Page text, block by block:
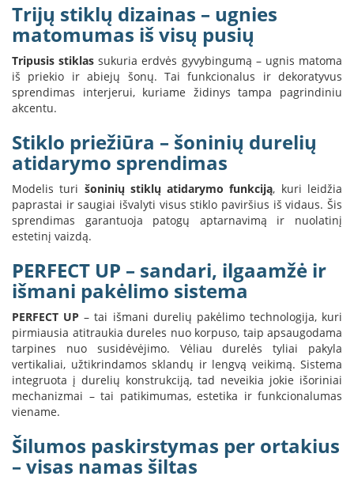
r
i
n
i
a
i
ž
d
i
n
i
a
i
r
t
a
k
i
a
i
i
r
į
r
a
n
g
Trijų stiklų dizainas – ugnies
matomumas iš visų pusių
Tripusis stiklas sukuria erdvės gyvybingumą – ugnis matoma
iš priekio ir abiejų šonų. Tai funkcionalus ir dekoratyvus
sprendimas interjerui, kuriame židinys tampa pagrindiniu
akcentu.
Stiklo priežiūra – šoninių durelių
atidarymo sprendimas
Modelis turi šoninių stiklų atidarymo funkciją, kuri leidžia
paprastai ir saugiai išvalyti visus stiklo paviršius iš vidaus. Šis
sprendimas garantuoja patogų aptarnavimą ir nuolatinį
estetinį vaizdą.
PERFECT UP – sandari, ilgaamžė ir
išmani pakėlimo sistema
PERFECT UP – tai išmani durelių pakėlimo technologija, kuri
pirmiausia atitraukia dureles nuo korpuso, taip apsaugodama
tarpines nuo susidėvėjimo. Vėliau durelės tyliai pakyla
vertikaliai, užtikrindamos sklandų ir lengvą veikimą. Sistema
integruota į durelių konstrukciją, tad neveikia jokie išoriniai
mechanizmai – tai patikimumas, estetika ir funkcionalumas
viename.
Šilumos paskirstymas per ortakius
– visas namas šiltas